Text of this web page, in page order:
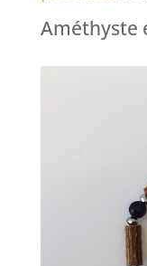
Améthyste